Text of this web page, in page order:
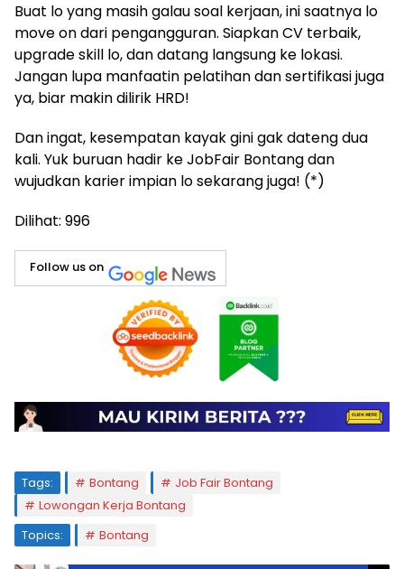
Buat lo yang masih galau soal kerjaan, ini saatnya lo
move on dari pengangguran. Siapkan CV terbaik,
upgrade skill lo, dan datang langsung ke lokasi.
Jangan lupa manfaatin pelatihan dan sertifikasi juga
ya, biar makin dilirik HRD!
Dan ingat, kesempatan kayak gini gak dateng dua
kali. Yuk buruan hadir ke JobFair Bontang dan
wujudkan karier impian lo sekarang juga! (*)
Dilihat: 996
Follow us on
Tags: Bontang
Job Fair Bontang
Lowongan Kerja Bontang
Topics:
Bontang